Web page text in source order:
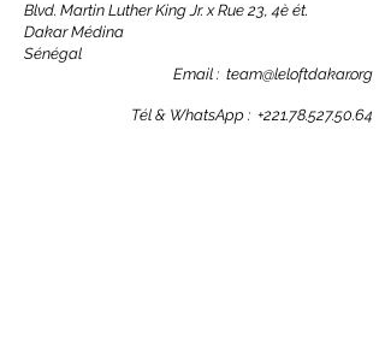
Blvd. Martin Luther King Jr. x Rue 23, 4è ét.
Dakar Médina
Sénégal
Email : team@leloftdakar.org
Tél & WhatsApp : +221.78.527.50.64